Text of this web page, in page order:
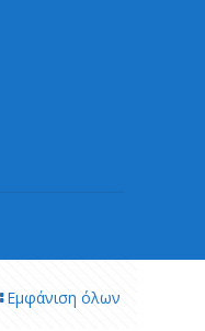
Εμφάνιση όλων